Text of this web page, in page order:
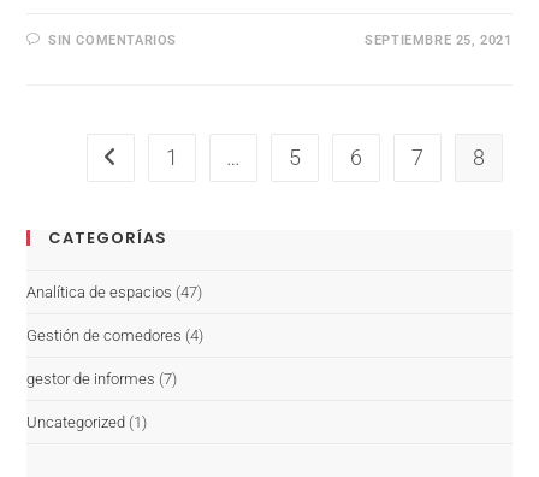
SIN COMENTARIOS SEPTIEMBRE 25, 2021
1 … 5 6 7 8
CATEGORÍAS
Analítica de espacios (47)
Gestión de comedores (4)
gestor de informes (7)
Uncategorized (1)